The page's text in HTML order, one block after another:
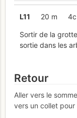
L11 20 m 4c
Sortir de la
sortie dans les
Retour
Aller vers le
vers un collet pour